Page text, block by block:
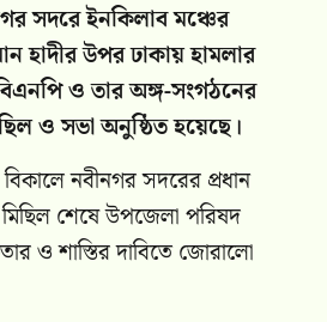
সদরে ইনকিলাব মঞ্চের
হাদীর উপর ঢাকায় হামলার
ও তার অঙ্গ-সংগঠনের
ও সভা অনুষ্ঠিত হয়েছে।
নবীনগর সদরের প্রধান
মিছিল শেষে উপজেলা পরিষদ
ও শাস্তির দাবিতে জোরালো